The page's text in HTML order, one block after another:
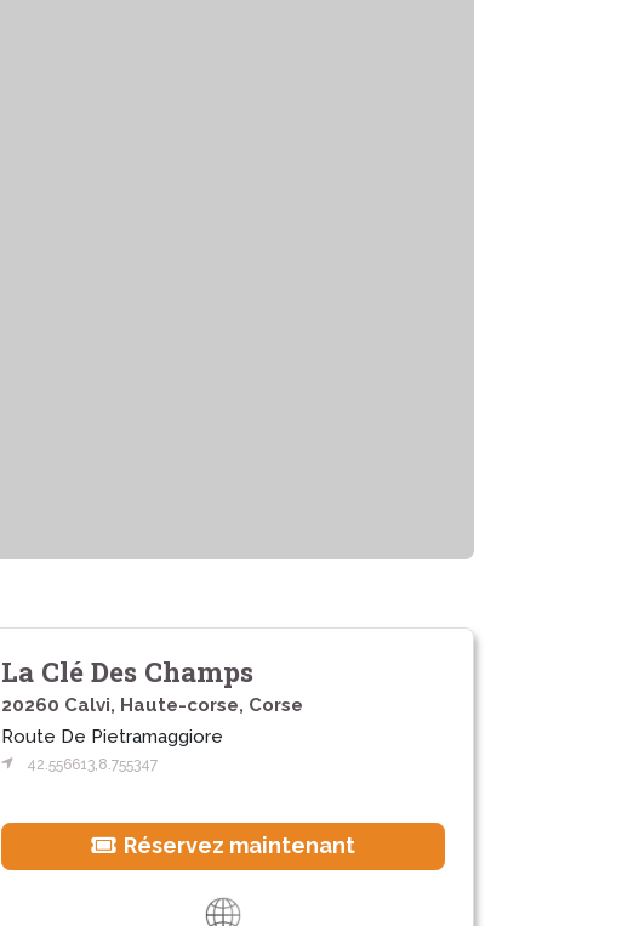
La Clé Des Champs
20260 Calvi, Haute-corse, Corse
Route De Pietramaggiore
42.556613,8.755347
Réservez maintenant